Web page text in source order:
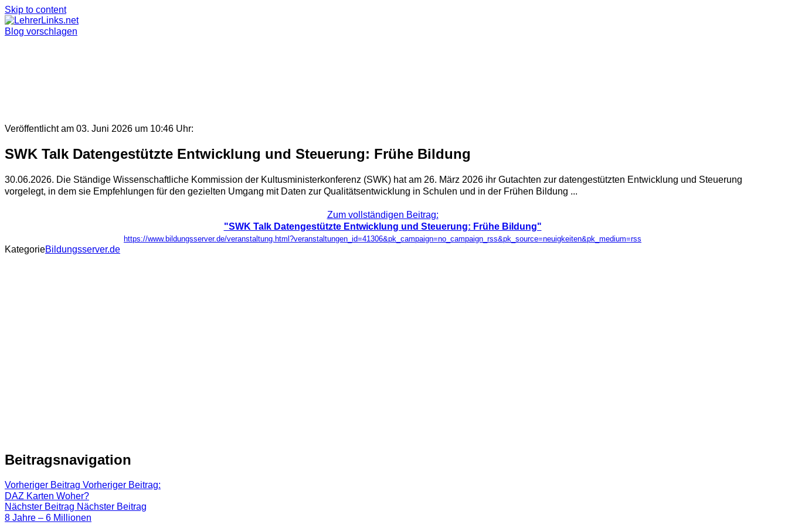
Skip to content
Blog vorschlagen
Veröffentlicht am 03. Juni 2026 um 10:46 Uhr:
SWK Talk Datengestützte Entwicklung und Steuerung: Frühe Bildung
30.06.2026. Die Ständige Wissenschaftliche Kommission der Kultusministerkonferenz (SWK) hat am 26. März 2026 ihr Gutachten zur datengestützten Entwicklung und Steuerung
vorgelegt, in dem sie Empfehlungen für den gezielten Umgang mit Daten zur Qualitätsentwicklung in Schulen und in der Frühen Bildung ...
Zum vollständigen Beitrag:
"SWK Talk Datengestützte Entwicklung und Steuerung: Frühe Bildung"
https://www.bildungsserver.de/veranstaltung.html?veranstaltungen_id=41306&pk_campaign=no_campaign_rss&pk_source=neuigkeiten&pk_medium=rss
KategorieBildungsserver.de
Beitragsnavigation
Vorheriger Beitrag Vorheriger Beitrag:
DAZ Karten Woher?
Nächster Beitrag Nächster Beitrag
8 Jahre – 6 Millionen